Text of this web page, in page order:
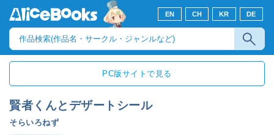
EN CH KR DE
PC版サイトで見る
賢者くんとデザートシール
そらいろねず